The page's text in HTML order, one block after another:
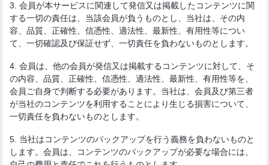
3. 会員が本サービスに関連して発信又は掲載したコンテンツに関
する一切の責任は、当該会員が負うものとし、当社は、その内
容、品質、正確性、信憑性、適法性、最新性、有用性等につい
て、一切確認及び保証せず、一切責任を負わないものとします。
4. 会員は、他の会員が発信又は掲載するコンテンツに対して、そ
の内容、品質、正確性、信憑性、適法性、最新性、有用性等を、
会員ご自身で判断する必要があります。当社は、会員及び第三者
が当社のコンテンツを利用することにより生じる損害について、
一切責任を負わないものとします。
5. 当社はコンテンツのバックアップを行う義務を負わないものと
します。会員は、コンテンツのバックアップが必要な場合には、